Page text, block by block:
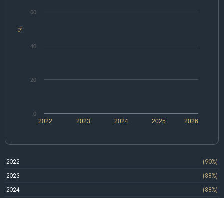
%
2022 2024 2026
2023 2025
0
20
40
60
2022
(90%)
2023
(88%)
2024
(88%)